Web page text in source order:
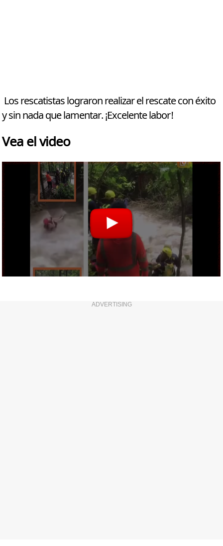
Los rescatistas lograron realizar el rescate con éxito
y sin nada que lamentar. ¡Excelente labor!
Vea el video
ADVERTISING